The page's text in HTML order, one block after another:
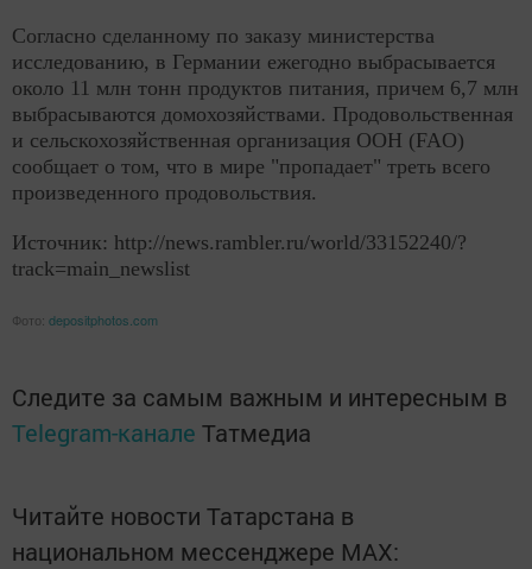
Согласно сделанному по заказу министерства
исследованию, в Германии ежегодно выбрасывается
около 11 млн тонн продуктов питания, причем 6,7 млн
выбрасываются домохозяйствами. Продовольственная
и сельскохозяйственная организация ООН (FAO)
сообщает о том, что в мире "пропадает" треть всего
произведенного продовольствия.
Источник: http://news.rambler.ru/world/33152240/?
track=main_newslist
Фото: depositphotos.com
Следите за самым важным и интересным в
Telegram-канале Татмедиа
Читайте новости Татарстана в
национальном мессенджере MАХ: